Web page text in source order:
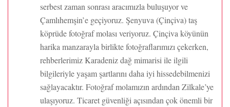
serbest zaman sonrası aracımızla buluşuyor ve
Çamlıhemşin’e geçiyoruz. Şenyuva (Çinçiva) taş
köprüde fotoğraf molası veriyoruz. Çinçiva köyünün
harika manzarayla birlikte fotoğraflarımızı çekerken,
rehberlerimiz Karadeniz dağ mimarisi ile ilgili
bilgileriyle yaşam şartlarını daha iyi hissedebilmenizi
sağlayacaktır. Fotoğraf molamızın ardından Zilkale’ye
ulaşıyoruz. Ticaret güvenliği açısından çok önemli bir